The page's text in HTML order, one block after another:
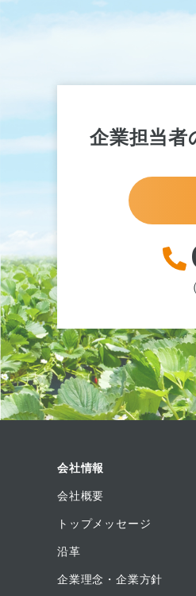
企業担当者
会社情報
会社概要
トップメッセージ
沿革
企業理念・企業方針